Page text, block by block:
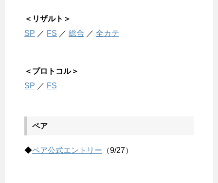
＜リザルト＞
SP ／ FS ／ 総合 ／ 全カテ
＜プロトコル＞
SP ／ FS
ペア
◆ペア公式エントリー （9/27）